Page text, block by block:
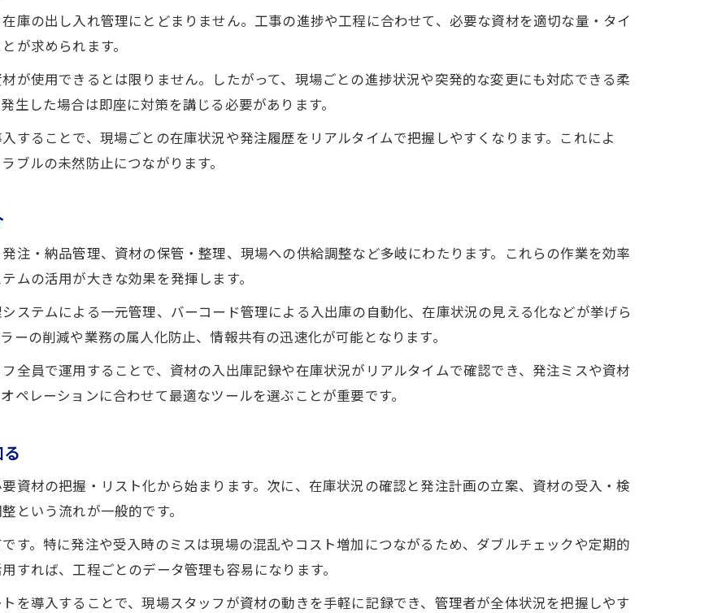
資材管理システム導入前に確認すべき事項
設備工事現場に合う資材管理システムの特徴
導入後の資材管理効率化と現場連携の実際
資材管理アプリとエクセルの使い分けポイント
資材管理がきつい理由と向いている人の特徴
設備工事資材管理のきつい理由を徹底分析
資材管理きついと感じる瞬間と対策事例
設備工事資材管理のやりがいと成長ポイント
庫の出し入れ管理にとどまりません。工事の進捗や工程に合わせて、必要な資材を適切な量・タイ
が求められます。
が使用できるとは限りません。したがって、現場ごとの進捗状況や突発的な変更にも対応できる柔
した場合は即座に対策を講じる必要があります。
することで、現場ごとの在庫状況や発注履歴をリアルタイムで把握しやすくなります。これによ
ブルの未然防止につながります。
注・納品管理、資材の保管・整理、現場への供給調整など多岐にわたります。これらの作業を効率
ムの活用が大きな効果を発揮します。
ステムによる一元管理、バーコード管理による入出庫の自動化、在庫状況の見える化などが挙げら
ーの削減や業務の属人化防止、情報共有の迅速化が可能となります。
全員で運用することで、資材の入出庫記録や在庫状況がリアルタイムで確認でき、発注ミスや資材
ペレーションに合わせて最適なツールを選ぶことが重要です。
資材の把握・リスト化から始まります。次に、在庫状況の確認と発注計画の立案、資材の受入・検
という流れが一般的です。
す。特に発注や受入時のミスは現場の混乱やコスト増加につながるため、ダブルチェックや定期的
すれば、工程ごとのデータ管理も容易になります。
を導入することで、現場スタッフが資材の動きを手軽に記録でき、管理者が全体状況を把握しやす